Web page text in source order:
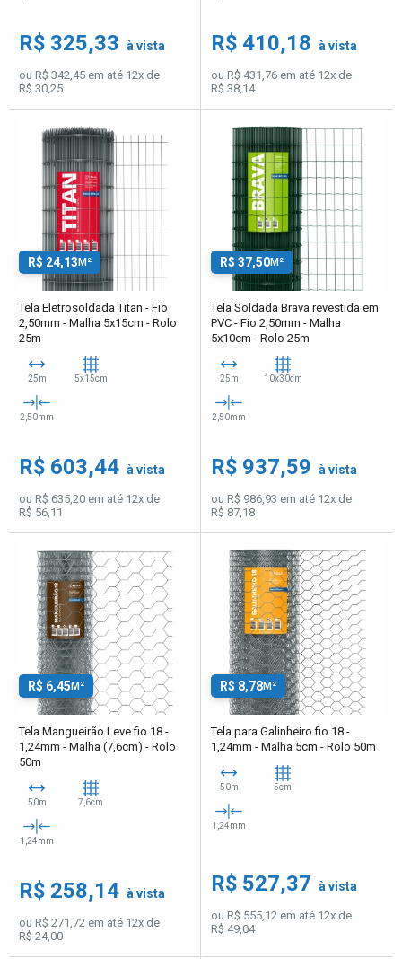
R$ 325,33 à vista
ou R$ 342,45 em até 12x de
R$ 30,25
R$ 410,18 à vista
ou R$ 431,76 em até 12x de
R$ 38,14
R$ 24,13 M²
Tela Eletrosoldada Titan - Fio
2,50mm - Malha 5x15cm - Rolo
25m
25m 5x15cm
2,50mm
R$ 603,44 à vista
ou R$ 635,20 em até 12x de
R$ 56,11
R$ 37,50M²
Tela Soldada Brava revestida em
PVC - Fio 2,50mm - Malha
5x10cm - Rolo 25m
25m 10x30cm
2,50mm
R$ 937,59 à vista
ou R$ 986,93 em até 12x de
R$ 87,18
R$ 6,45 M²
Tela Mangueirão Leve fio 18 -
1,24mm - Malha (7,6cm) - Rolo
50m
50m 7,6cm
1,24mm
R$ 258,14 à vista
ou R$ 271,72 em até 12x de
R$ 24,00
R$ 8,78M²
Tela para Galinheiro fio 18 -
1,24mm - Malha 5cm - Rolo 50m
50m 5cm
1,24mm
R$ 527,37 à vista
ou R$ 555,12 em até 12x de
R$ 49,04